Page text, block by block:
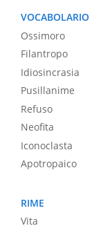
VOCABOLARIO
Ossimoro
Filantropo
Idiosincrasia
Pusillanime
Refuso
Neofita
Iconoclasta
Apotropaico
RIME
Vita